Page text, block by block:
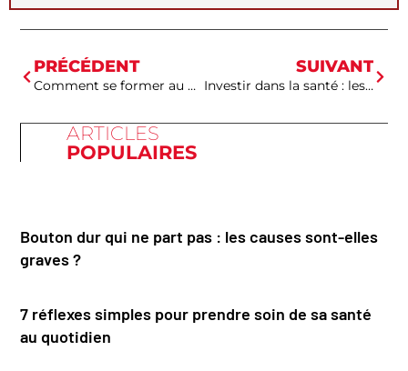
PRÉCÉDENT
Comment se former au Shiatsu professionnel
SUIVANT
Investir dans la santé : les appareils de traitement d’eau potable pour la maison
ARTICLES
POPULAIRES
Bouton dur qui ne part pas : les causes sont-elles
graves ?
7 réflexes simples pour prendre soin de sa santé
au quotidien